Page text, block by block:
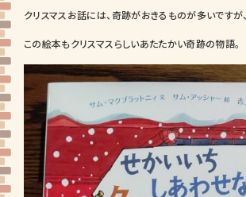
クリスマスお話には、奇跡がおきるものが多いですが、
この絵本もクリスマスらしいあたたかい奇跡の物語。